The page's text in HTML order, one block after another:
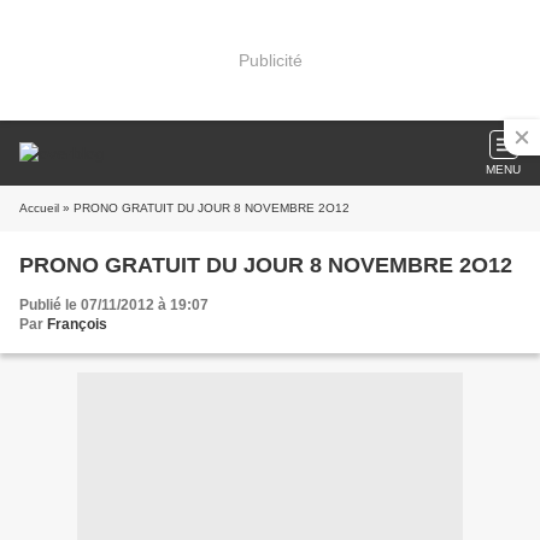
Publicité
MENU
Accueil » PRONO GRATUIT DU JOUR 8 NOVEMBRE 2O12
PRONO GRATUIT DU JOUR 8 NOVEMBRE 2O12
Publié le 07/11/2012 à 19:07
Par François